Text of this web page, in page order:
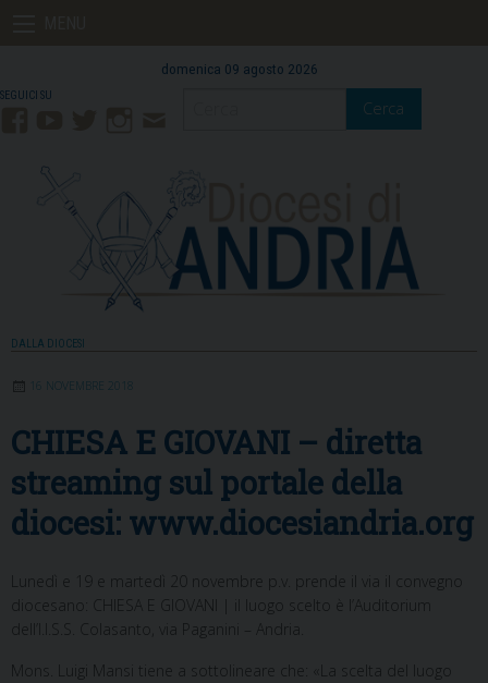
domenica 09 agosto 2026
Mail
Cerca
DALLA DIOCESI
16 NOVEMBRE 2018
CHIESA E GIOVANI – diretta
streaming sul portale della
diocesi: www.diocesiandria.org
Lunedì e 19 e martedì 20 novembre p.v. prende il via il convegno
diocesano: CHIESA E GIOVANI | il luogo scelto è l’Auditorium
dell’I.I.S.S. Colasanto, via Paganini – Andria.
Mons. Luigi Mansi tiene a sottolineare che: «La scelta del luogo